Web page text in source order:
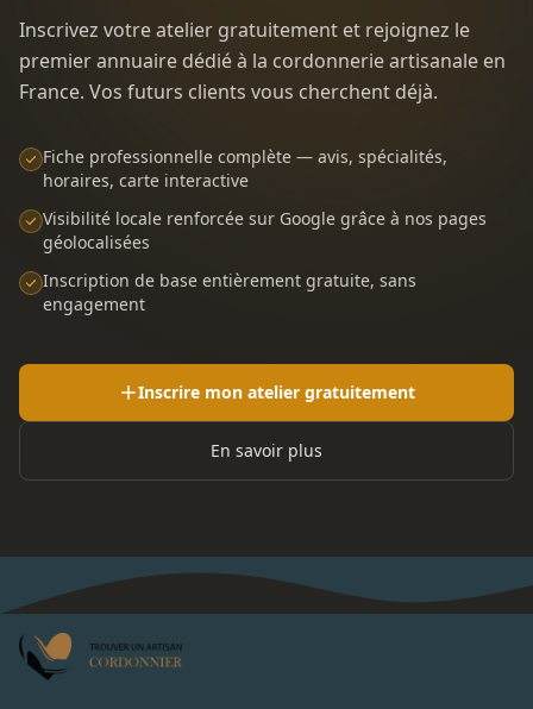
Inscrivez votre atelier gratuitement et rejoignez le
premier annuaire dédié à la cordonnerie artisanale en
France. Vos futurs clients vous cherchent déjà.
Fiche professionnelle complète — avis, spécialités,
horaires, carte interactive
Visibilité locale renforcée sur Google grâce à nos pages
géolocalisées
Inscription de base entièrement gratuite, sans
engagement
Inscrire mon atelier gratuitement
En savoir plus